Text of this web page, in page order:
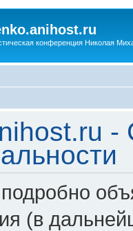
конференция Николая
-
(в